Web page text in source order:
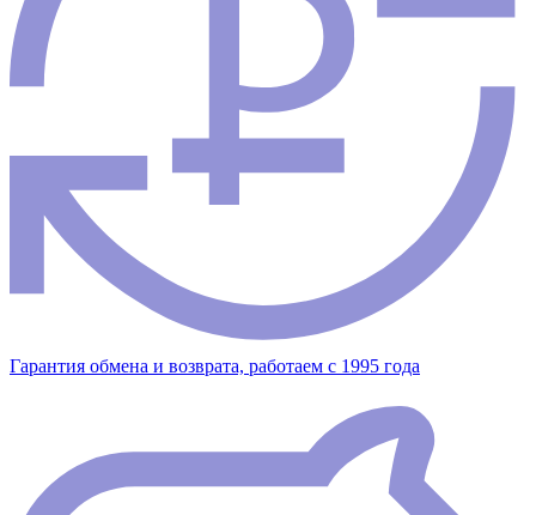
Гарантия обмена и возврата, работаем с 1995 года